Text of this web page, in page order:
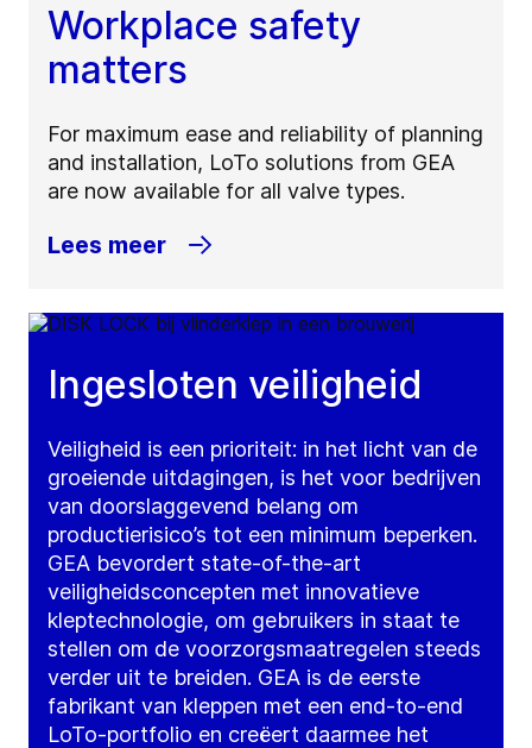
Workplace safety
matters
For maximum ease and reliability of planning
and installation, LoTo solutions from GEA
are now available for all valve types.
Lees meer
Ingesloten veiligheid
Veiligheid is een prioriteit: in het licht van de
groeiende uitdagingen, is het voor bedrijven
van doorslaggevend belang om
productierisico’s tot een minimum beperken.
GEA bevordert state-of-the-art
veiligheidsconcepten met innovatieve
kleptechnologie, om gebruikers in staat te
stellen om de voorzorgsmaatregelen steeds
verder uit te breiden. GEA is de eerste
fabrikant van kleppen met een end-to-end
LoTo-portfolio en creëert daarmee het